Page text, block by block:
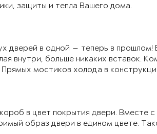
защиты и тепла Вашего дома.
дверей в одной — теперь в прошлом!
внутри, больше никаких вставок.
Прямых мостиков холода в
в цвет покрытия двери. Вместе
образ двери в едином цвете.